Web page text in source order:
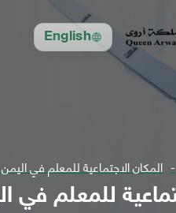
English
المكان الاجتماعية للمعلم في
للمعلم في